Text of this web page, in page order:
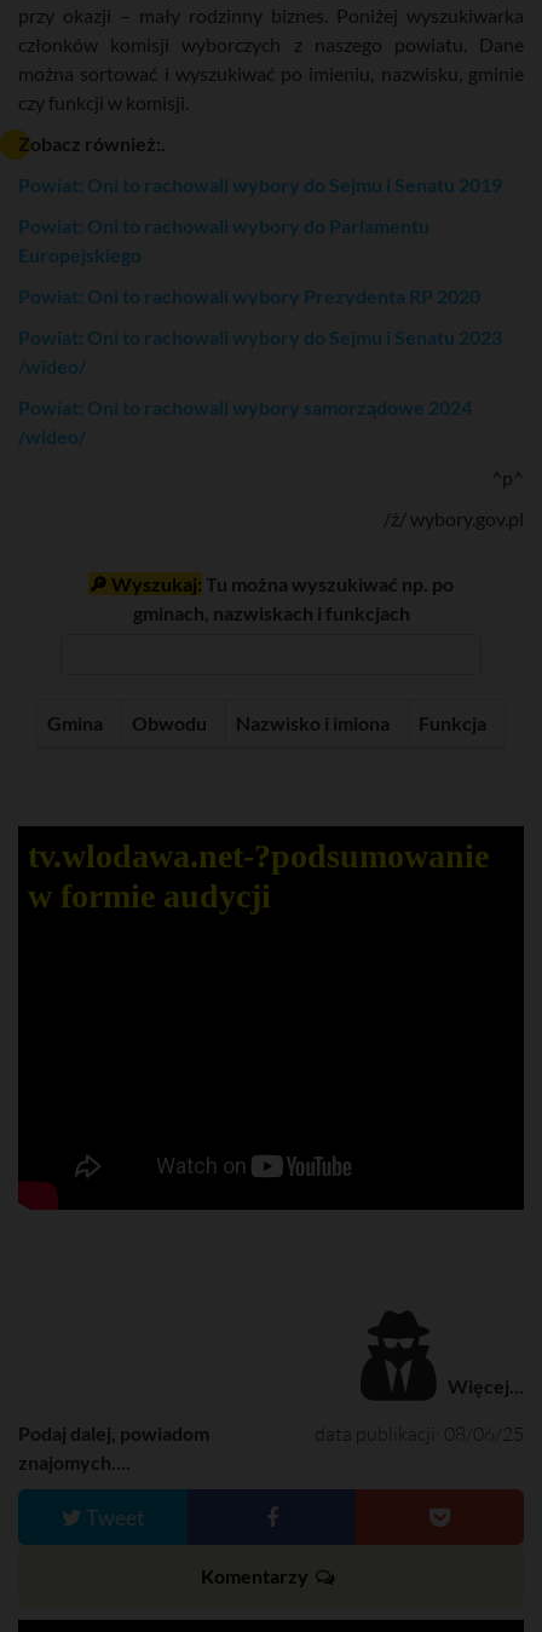
przy okazji – mały rodzinny biznes. Poniżej wyszukiwarka
członków komisji wyborczych z naszego powiatu. Dane
można sortować i wyszukiwać po imieniu, nazwisku, gminie
czy funkcji w komisji.
Zobacz również:.
Powiat: Oni to rachowali wybory do Sejmu i Senatu 2019
Powiat: Oni to rachowali wybory do Parlamentu
Europejskiego
Powiat: Oni to rachowali wybory Prezydenta RP 2020
Powiat: Oni to rachowali wybory do Sejmu i Senatu 2023
/wideo/
Powiat: Oni to rachowali wybory samorządowe 2024
/wideo/
^p^
/ź/ wybory.gov.pl
🔎 Wyszukaj: Tu można wyszukiwać np. po
gminach, nazwiskach i funkcjach
Gmina Obwodu Nazwisko i imiona Funkcja
tv.wlodawa.net-?️podsumowanie
w formie audycji
Więcej...
data publikacji: 08/06/25
Podaj dalej, powiadom
znajomych....
Tweet
Komentarzy